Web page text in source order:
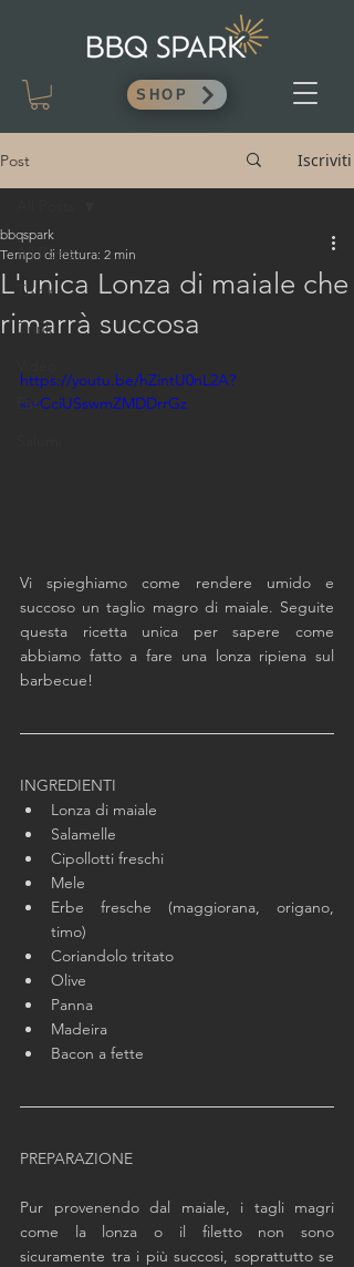
SHOP
Post Iscriviti
All Posts
Think
Drink
Eat
L'unica Lonza di maiale che
rimarrà succosa
bbqspark
Tempo di lettura: 2 min
https://youtu.be/hZintU0nL2A?
si=CciUSswmZMDDrrGz
Vi spieghiamo come rendere umido e
succoso un taglio magro di maiale. Seguite
questa ricetta unica per sapere come
abbiamo fatto a fare una lonza ripiena sul
barbecue!
INGREDIENTI
Lonza di maiale
Salamelle
Cipollotti freschi
Mele
Erbe fresche (maggiorana, origano,
timo)
Coriandolo tritato
Olive
Panna
Madeira
Bacon a fette
PREPARAZIONE
Pur provenendo dal maiale, i tagli magri
come la lonza o il filetto non sono
sicuramente tra i più succosi, soprattutto se